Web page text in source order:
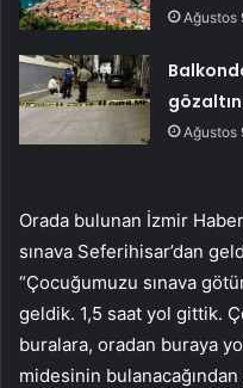
Ağustos
Ağustos
Orada bulunan İzmir
sınava Seferihisar’dan
“Çocuğumuzu sınava
geldik. 1,5 saat yol gittik.
buralara, oradan buraya
midesinin